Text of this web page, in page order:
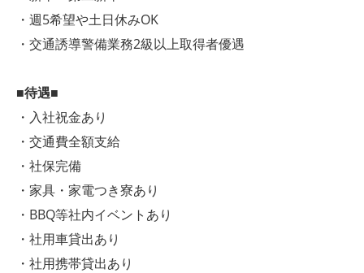
・週5希望や土日休みOK
・交通誘導警備業務2級以上取得者優遇
■待遇■
・入社祝金あり
・交通費全額支給
・社保完備
・家具・家電つき寮あり
・BBQ等社内イベントあり
・社用車貸出あり
・社用携帯貸出あり